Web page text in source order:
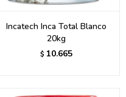
Incatech Inca Total Blanco
20kg
$ 10.665